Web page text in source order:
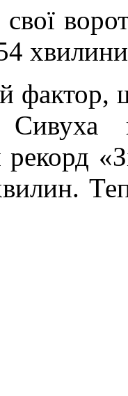
свої
фактор,
Сивуха
рекорд